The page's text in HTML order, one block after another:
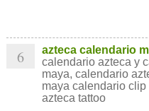
6
azteca calendario
calendario azteca y
maya, calendario
maya calendario
azteca tattoo